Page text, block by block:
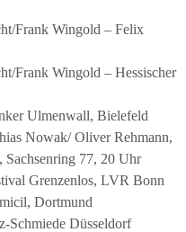
Frank Wingold – Felix
Frank Wingold – Hessischer
Ulmenwall, Bielefeld
Nowak/ Oliver Rehmann,
77, 20 Uhr
Grenzenlos, LVR Bonn
Dortmund
Schmiede Düsseldorf